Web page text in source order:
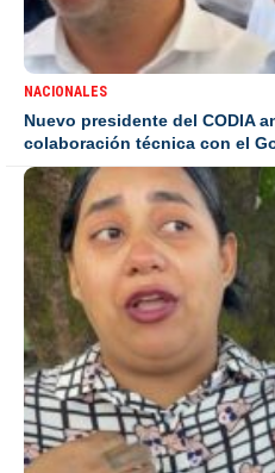
NACIONALES
Nuevo presidente del CODIA
colaboración técnica con el